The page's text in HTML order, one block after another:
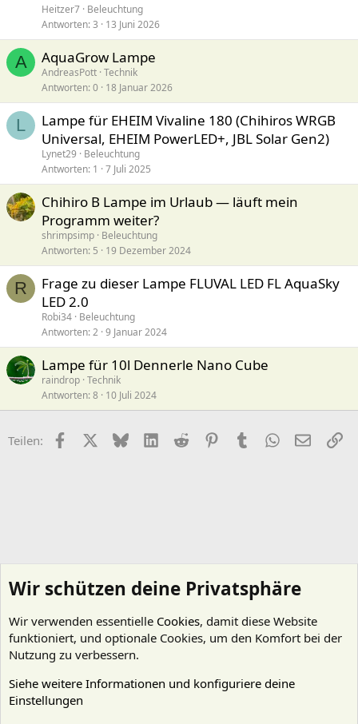
Heitzer7 Beleuchtung
Antworten 3 13 Juni 2026
A AquaGrow Lampe
AndreasPott Technik
Antworten 0 18 Januar 2026
L
Lampe für EHEIM Vivaline 180 (Chihiros WRGB
Universal, EHEIM PowerLED+, JBL Solar Gen2)
Lynet29
Beleuchtung
Antworten 1 7 Juli 2025
Chihiro B Lampe im Urlaub — läuft mein
Programm weiter?
shrimpsimp Beleuchtung
Antworten 5 19 Dezember 2024
R
Frage zu dieser Lampe FLUVAL LED FL AquaSky
LED 2.0
Robi34 Beleuchtung
Antworten 2 9 Januar 2024
Lampe für 10l Dennerle Nano Cube
raindrop Technik
Antworten 8 10 Juli 2024
Teilen: FacebookX (Twitter)
BlueskyLinkedIn
Reddit PinterestTumblr WhatsApp
E-Mail
Wir schützen deine Privatsphäre
Wir verwenden essentielle Cookies, damit diese Website
funktioniert, und optionale Cookies, um den Komfort bei der
Nutzung zu verbessern.
Siehe weitere Informationen und konfiguriere deine
Einstellungen